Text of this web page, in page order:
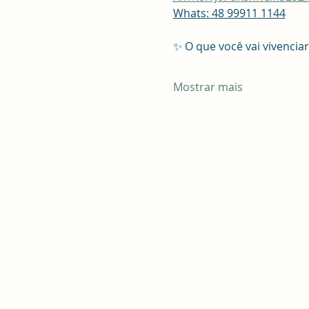
Whats: 48 99911 1144
✨ O que você vai
Mostrar mais